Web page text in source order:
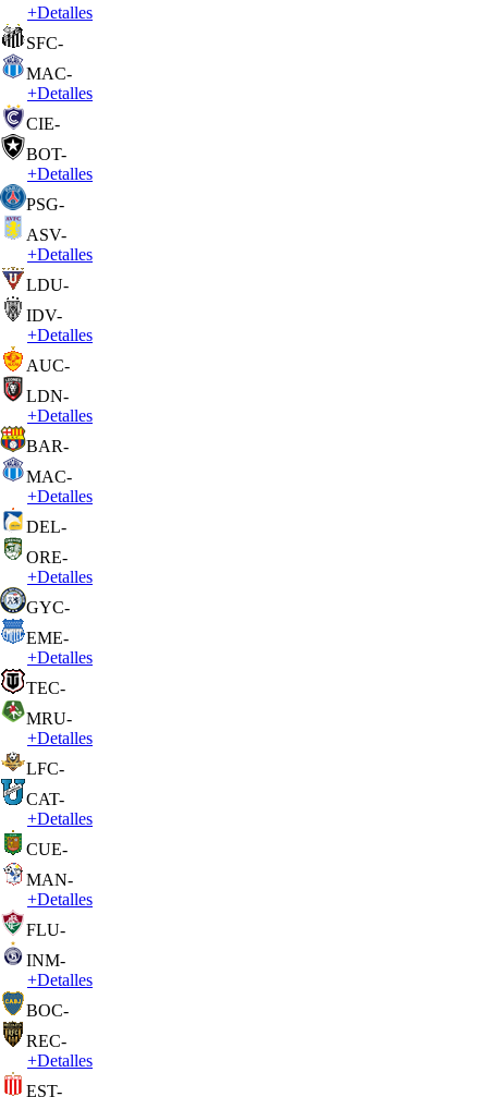
+Detalles
SFC-
MAC-
+Detalles
CIE-
BOT-
+Detalles
PSG-
ASV-
+Detalles
LDU-
IDV-
+Detalles
AUC-
LDN-
+Detalles
BAR-
MAC-
+Detalles
DEL-
ORE-
+Detalles
GYC-
EME-
+Detalles
TEC-
MRU-
+Detalles
LFC-
CAT-
+Detalles
CUE-
MAN-
+Detalles
FLU-
INM-
+Detalles
BOC-
REC-
+Detalles
EST-